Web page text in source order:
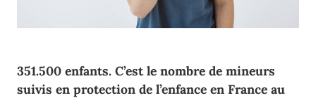
351.500 enfants. C’est le nombre de mineurs
suivis en protection de l’enfance en France au